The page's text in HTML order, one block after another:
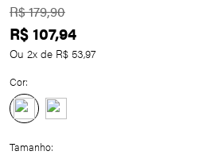
R$179,90
R$107,94
Ou 2x de R$ 53,97
Cor:
Tamanho